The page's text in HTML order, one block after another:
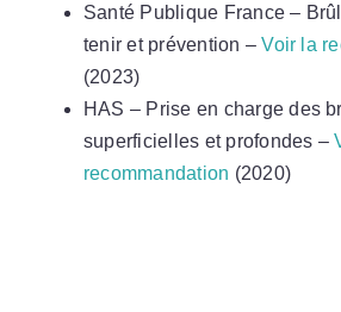
Santé Publique France –
tenir et prévention –Voir la
(2023)
HAS – Prise en charge des
superficielles et profondes –
recommandation (2020)